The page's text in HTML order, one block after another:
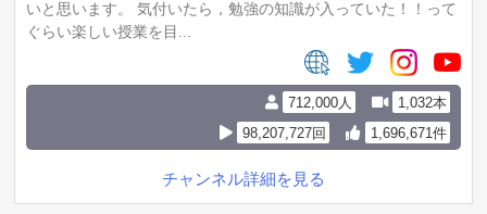
いと思います。 気付いたら，勉強の知識が入っていた！！って
ぐらい楽しい授業を目...
712,000人
1,032本
98,207,727回
1,696,671件
チャンネル詳細を見る